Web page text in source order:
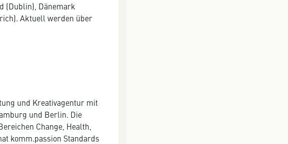
(Dublin), Dänemark
Aktuell werden über
und Kreativagentur mit
und Berlin. Die
Change, Health,
komm.passion Standards